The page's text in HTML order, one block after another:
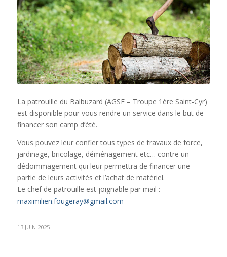
La patrouille du Balbuzard (AGSE – Troupe 1ère Saint-Cyr)
est disponible pour vous rendre un service dans le but de
financer son camp d’été.
Vous pouvez leur confier tous types de travaux de force,
jardinage, bricolage, déménagement etc… contre un
dédommagement qui leur permettra de financer une
partie de leurs activités et l’achat de matériel.
Le chef de patrouille est joignable par mail :
maximilien.fougeray@gmail.com
13 JUIN 2025